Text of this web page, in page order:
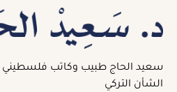
سعيد الحاج طبيب وكاتب
الشأن التركي